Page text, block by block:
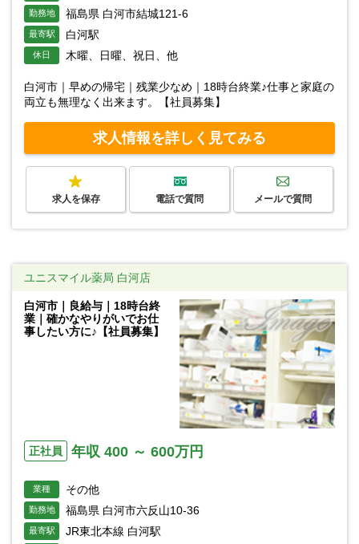
勤務地 福島県 白河市結城121-6
最寄駅 白河駅
休日 木曜、日曜、祝日、他
白河市｜早めの帰宅｜残業少なめ｜18時台終業♪仕事と家庭の
両立も無理なく出来ます。【社員募集】
求人情報を詳しく見てみる
求人を保存 電話で質問 メールで質問
ユニスマイル薬局 白河店
白河市｜良給与｜18時台終
業｜確かなやりがいでお仕
事したい方に♪【社員募集】
正社員 年収 400 ～ 600万円
業種 その他
勤務地 福島県 白河市六反山10-36
最寄駅 JR東北本線 白河駅